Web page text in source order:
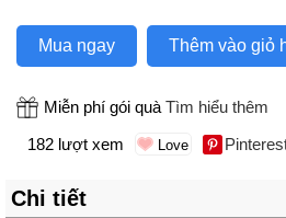
Mua ngay Thêm vào giỏ
Miễn phí gói quà Tìm hiểu thêm
182 lượt xem
Chi tiết